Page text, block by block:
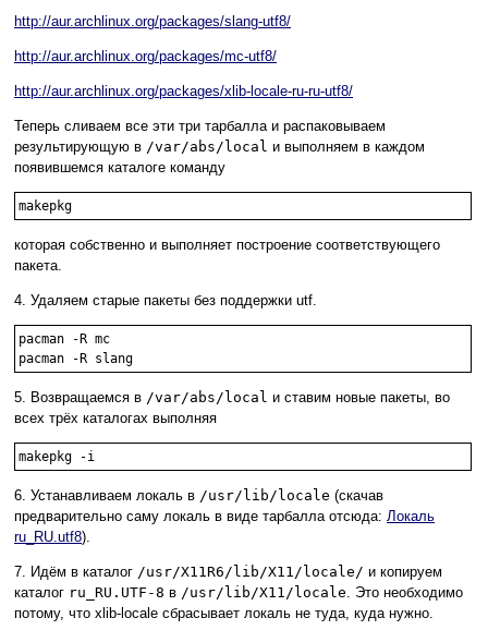
http://aur.archlinux.org/packages/slang-utf8/
http://aur.archlinux.org/packages/mc-utf8/
http://aur.archlinux.org/packages/xlib-locale-ru-ru-utf8/
Теперь сливаем все эти три тарбалла и распаковываем
результирующую в /var/abs/local и выполняем в каждом
появившемся каталоге команду
которая собственно и выполняет построение соответствующего
пакета.
4. Удаляем старые пакеты без поддержки utf.
pacman -R mc
5. Возвращаемся в /var/abs/local и ставим новые пакеты, во
всех трёх каталогах выполняя
6. Устанавливаем локаль в /usr/lib/locale (скачав
предварительно саму локаль в виде тарбалла отсюда: Локаль
ru_RU.utf8).
7. Идём в каталог /usr/X11R6/lib/X11/locale/ и копируем
каталог ru_RU.UTF-8 в /usr/lib/X11/locale. Это необходимо
потому, что xlib-locale сбрасывает локаль не туда, куда нужно.